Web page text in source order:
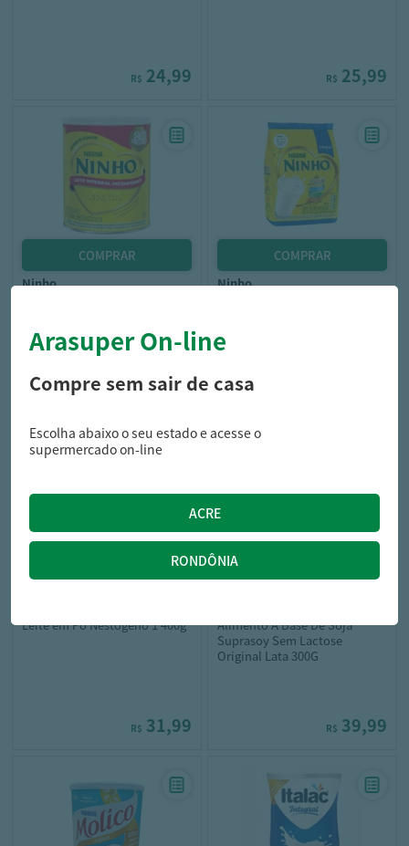
R$ 24,99 R$ 25,99
ninho
ninho
Leite em Pó Nestogeno 1 400g
R$ 31,99
Alimento A Base De Soja
Suprasoy Sem Lactose
Original Lata 300G
R$ 39,99
Arasuper On-line
Compre sem sair de casa
Escolha abaixo o seu estado e acesse o
supermercado on-line